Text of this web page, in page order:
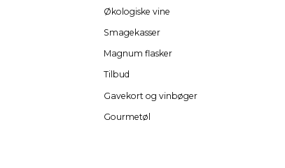
Økologiske vine
Smagekasser
Magnum flasker
Tilbud
Gavekort og vinbøger
Gourmetøl